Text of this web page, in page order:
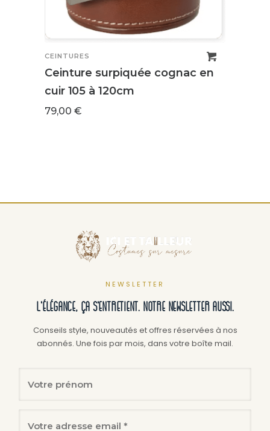
CEINTURES
Ceinture surpiquée cognac en
cuir 105 à 120cm
79,00 €
NEWSLETTER
L'élégance, ça s'entretient. Notre newsletter aussi.
Conseils style, nouveautés et offres réservées à nos
abonnés. Une fois par mois, dans votre boîte mail.